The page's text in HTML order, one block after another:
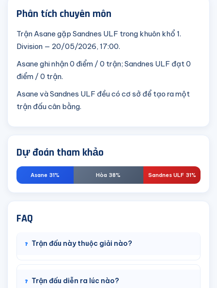
Phân tích chuyên môn
Trận Asane gặp Sandnes ULF trong khuôn khổ 1.
Division — 20/05/2026, 17:00.
Asane ghi nhận 0 điểm / 0 trận; Sandnes ULF đạt 0
điểm / 0 trận.
Asane và Sandnes ULF đều có cơ sở để tạo ra một
trận đấu cân bằng.
Dự đoán tham khảo
Asane 31% Hòa 38% Sandnes ULF 31%
FAQ
Trận đấu này thuộc giải nào?
Trận đấu diễn ra lúc nào?